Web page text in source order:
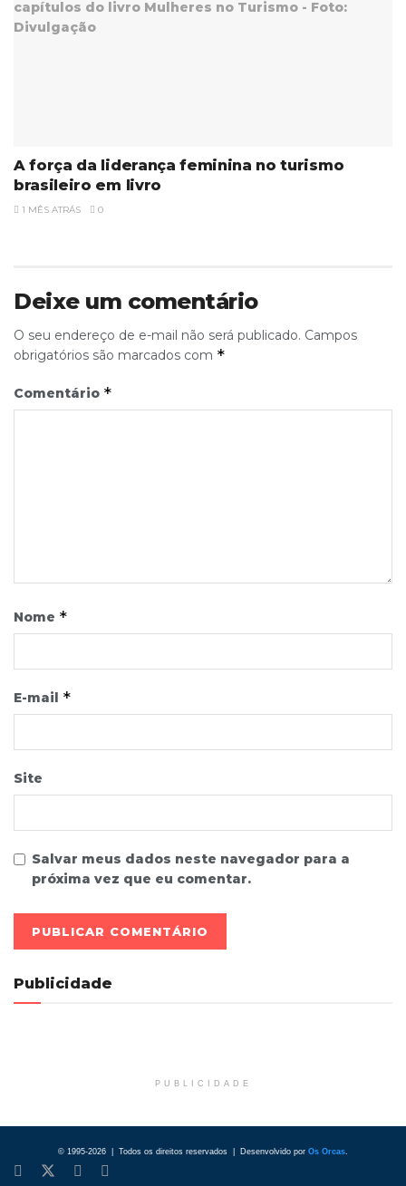
A força da liderança feminina no turismo
brasileiro em livro
1 MÊS ATRÁS 0
Deixe um comentário
O seu endereço de e-mail não será publicado. Campos
obrigatórios são marcados com *
Comentário *
Nome *
E-mail *
Site
Salvar meus dados neste navegador para a
próxima vez que eu comentar.
Publicidade
PUBLICIDADE
© 1995-2026 | Todos os direitos reservados | Desenvolvido por Os Orcas.